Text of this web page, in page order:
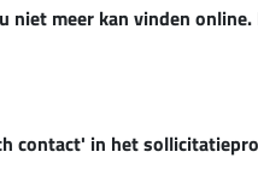
waardoor de
niet meer kan vinden
contact' in het